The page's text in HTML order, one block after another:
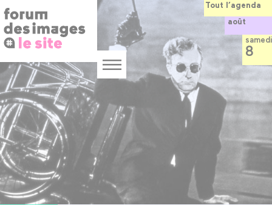
Panneau de gestion des cookies
au
contenu
principal
Menu
Tout l’agenda
août
samedi
8